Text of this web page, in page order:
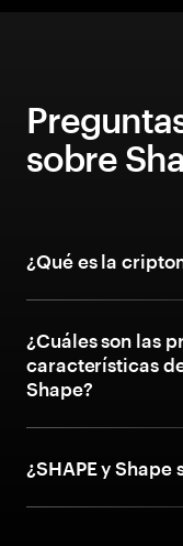
sobre
¿Qué es la
¿Cuáles son las
características
Shape?
¿SHAPE y Shape